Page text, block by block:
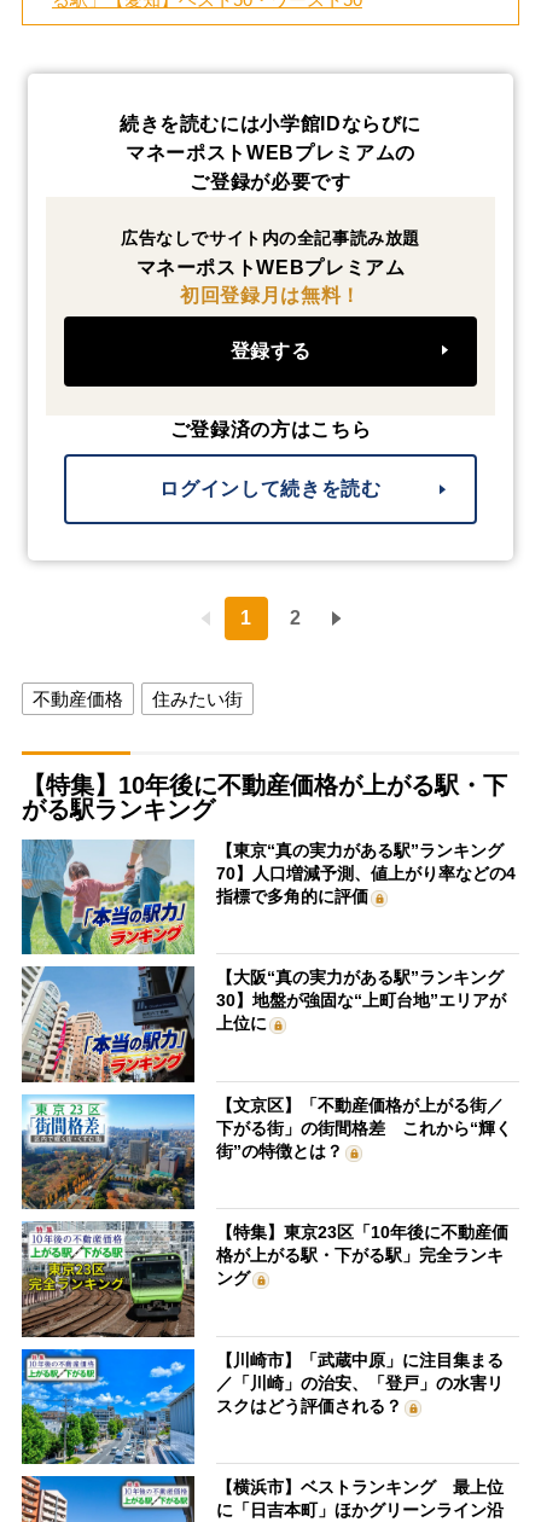
続きを読むには小学館IDならびに
マネーポストWEBプレミアムの
ご登録が必要です
広告なしでサイト内の全記事読み放題
マネーポストWEBプレミアム
初回登録月は無料！
登録する
ご登録済の方はこちら
ログインして続きを読む
1 2
不動産価格 住みたい街
【特集】10年後に不動産価格が上がる駅・下
がる駅ランキング
【東京“真の実力がある駅”ランキング
70】人口増減予測、値上がり率などの4
指標で多角的に評価
【大阪“真の実力がある駅”ランキング
30】地盤が強固な“上町台地”エリアが
上位に
【文京区】「不動産価格が上がる街／
下がる街」の街間格差 これから“輝く
街”の特徴とは？
【特集】東京23区「10年後に不動産価
格が上がる駅・下がる駅」完全ランキ
ング
【川崎市】「武蔵中原」に注目集まる
／「川崎」の治安、「登戸」の水害リ
スクはどう評価される？
【横浜市】ベストランキング 最上位
に「日吉本町」ほかグリーンライン沿